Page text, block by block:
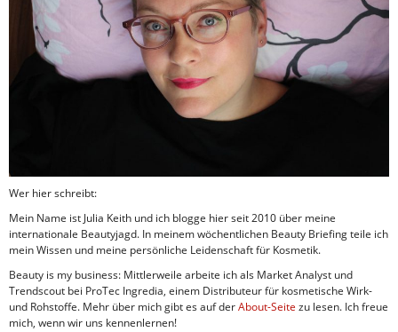
Wer hier schreibt:
Mein Name ist Julia Keith und ich blogge hier seit 2010 über meine
internationale Beautyjagd. In meinem wöchentlichen Beauty Briefing teile ich
mein Wissen und meine persönliche Leidenschaft für Kosmetik.
Beauty is my business: Mittlerweile arbeite ich als Market Analyst und
Trendscout bei ProTec Ingredia, einem Distributeur für kosmetische Wirk-
und Rohstoffe. Mehr über mich gibt es auf derAbout-Seite zu lesen. Ich freue
mich, wenn wir uns kennenlernen!